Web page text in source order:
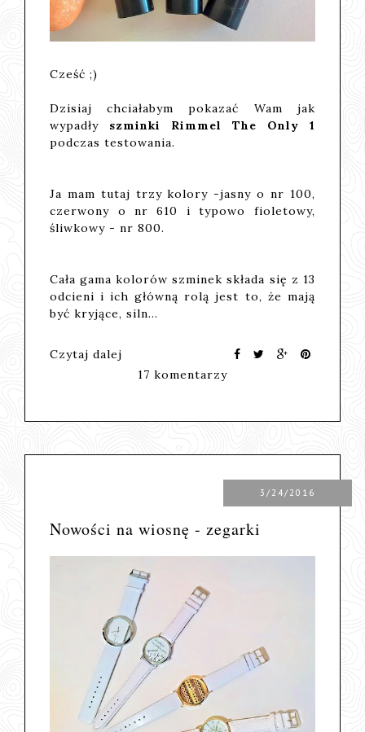
Cześć ;)
Dzisiaj chciałabym pokazać Wam jak
wypadły szminki Rimmel The Only 1
podczas testowania.
Ja mam tutaj trzy kolory -jasny o nr 100,
czerwony o nr 610 i typowo fioletowy,
śliwkowy - nr 800.
Cała gama kolorów szminek składa się z 13
odcieni i ich główną rolą jest to, że mają
być kryjące, siln…
Czytaj dalej
17 komentarzy
3/24/2016
Nowości na wiosnę - zegarki